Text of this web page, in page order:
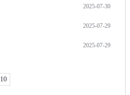
2025-07-30
2025-07-29
2025-07-29
10